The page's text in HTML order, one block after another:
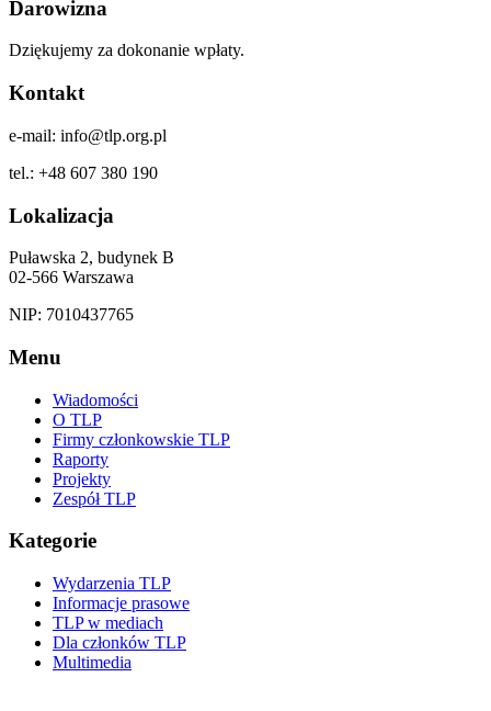
Darowizna
Dziękujemy za dokonanie wpłaty.
Kontakt
e-mail: info@tlp.org.pl
tel.: +48 607 380 190
Lokalizacja
Puławska 2, budynek B
02-566 Warszawa
NIP: 7010437765
Menu
Wiadomości
O TLP
Firmy członkowskie TLP
Raporty
Projekty
Zespół TLP
Kategorie
Wydarzenia TLP
Informacje prasowe
TLP w mediach
Dla członków TLP
Multimedia